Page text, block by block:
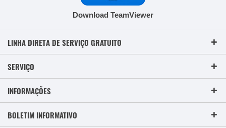
Download TeamViewer
LINHA DIRETA DE SERVIÇO GRATUITO
SERVIÇO
INFORMAÇÕES
BOLETIM INFORMATIVO